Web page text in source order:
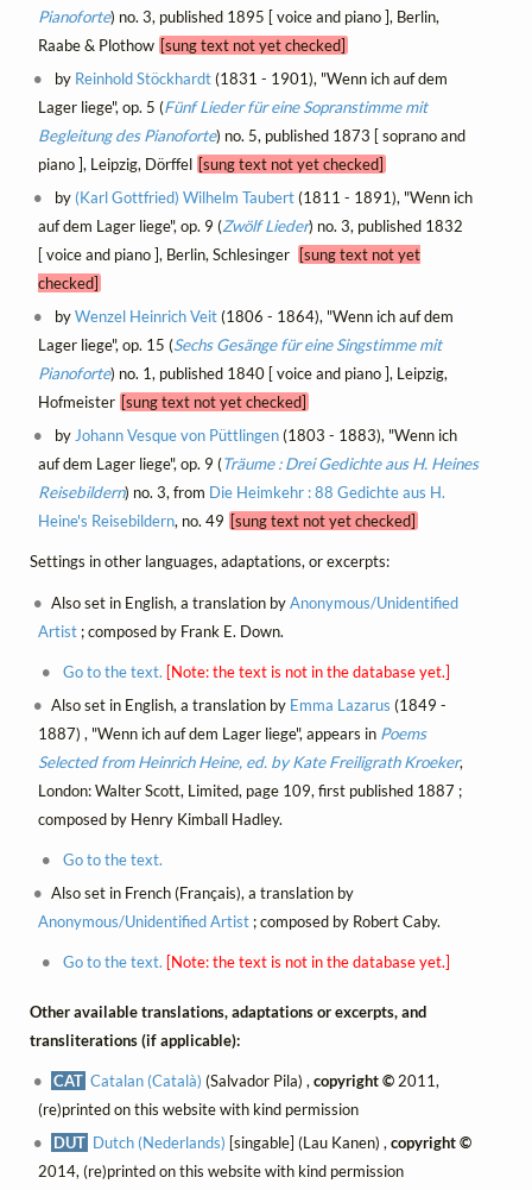
Pianoforte) no. 3, published 1895 [ voice and piano ], Berlin,
Raabe & Plothow [sung text not yet checked]
by Reinhold Stöckhardt(1831 - 1901), "Wenn ich auf dem
Lager liege", op. 5 (Fünf Lieder für eine Sopranstimme mit
Begleitung des Pianoforte) no. 5, published 1873 [ soprano and
piano ], Leipzig, Dörffel [sung text not yet checked]
by (Karl Gottfried) Wilhelm Taubert(1811 - 1891), "Wenn ich
auf dem Lager liege", op. 9 (Zwölf Lieder) no. 3, published 1832
[ voice and piano ], Berlin, Schlesinger
[sung text not yet
checked]
byWenzel Heinrich Veit(1806 - 1864), "Wenn ich auf dem
Lager liege", op. 15 (Sechs Gesänge für eine Singstimme mit
Pianoforte) no. 1, published 1840 [ voice and piano ], Leipzig,
Hofmeister [sung text not yet checked]
byJohann Vesque von Püttlingen(1803 - 1883), "Wenn ich
auf dem Lager liege", op. 9 (Träume : Drei Gedichte aus H. Heines
Reisebildern) no. 3, from Die Heimkehr : 88 Gedichte aus H.
Heine's Reisebildern, no. 49 [sung text not yet checked]
Settings in other languages, adaptations, or excerpts:
Also set in English, a translation byAnonymous/Unidentified
Artist; composed by Frank E. Down.
Go to the text. [Note: the text is not in the database yet.]
Also set in English, a translation by Emma Lazarus (1849 -
1887) , "Wenn ich auf dem Lager liege", appears in Poems
Selected from Heinrich Heine, ed. by Kate Freiligrath Kroeker,
London: Walter Scott, Limited, page 109, first published 1887 ;
composed by Henry Kimball Hadley.
Go to the text.
Also set in French (Français), a translation by
Anonymous/Unidentified Artist; composed by Robert Caby.
Go to the text. [Note: the text is not in the database yet.]
Other available translations, adaptations or excerpts, and
transliterations (if applicable):
CAT Catalan (Català) (Salvador Pila) ,copyright © 2011,
(re)printed on this website with kind permission
DUT Dutch (Nederlands) [singable] (Lau Kanen) ,copyright ©
2014, (re)printed on this website with kind permission